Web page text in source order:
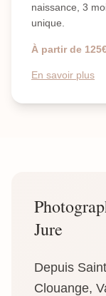
naissance, 3
unique.
À partir de
En savoir plus
Jure
Depuis
Clouange,